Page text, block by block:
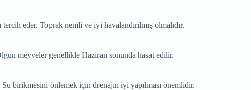
eder. Toprak nemli ve iyi havalandırılmış olmalıdır.
meyveler genellikle Haziran sonunda hasat edilir.
birikmesini önlemek için drenajın iyi yapılması önemlidir.